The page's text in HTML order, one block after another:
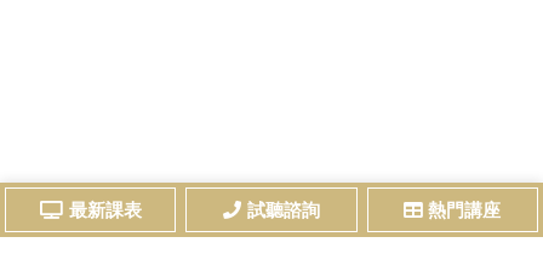
最新課表 試聽諮詢 熱門講座